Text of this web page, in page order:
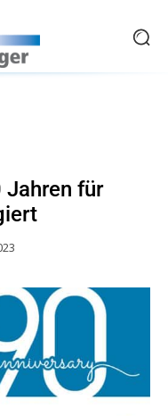
Jahren für